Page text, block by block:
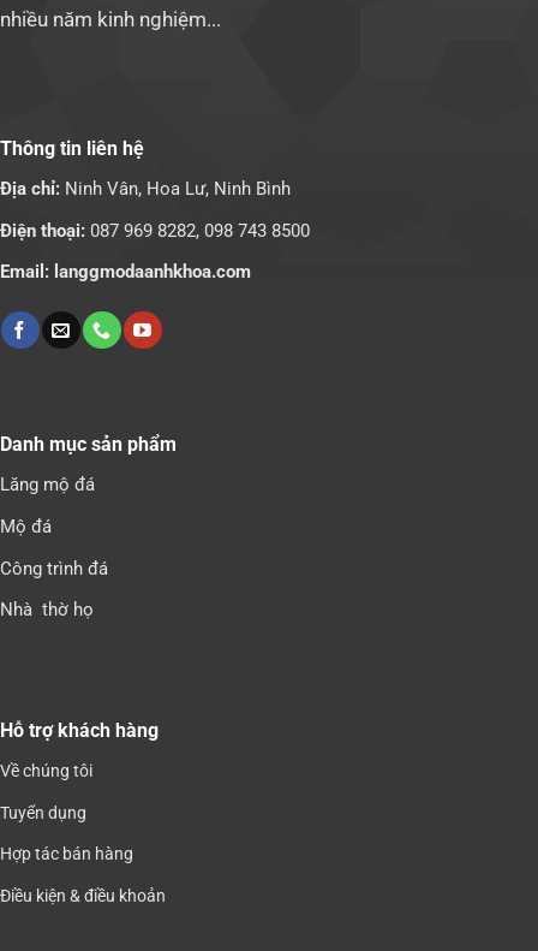
nhiều năm kinh nghiệm...
Thông tin liên hệ
Địa chỉ: Ninh Vân, Hoa Lư, Ninh Bình
Điện thoại: 087 969 8282, 098 743 8500
Email: langgmodaanhkhoa.com
Danh mục sản phẩm
Lăng mộ đá
Mộ đá
Công trình đá
Nhà thờ họ
Hỗ trợ khách hàng
Về chúng tôi
Tuyển dụng
Hợp tác bán hàng
Điều kiện & điều khoản